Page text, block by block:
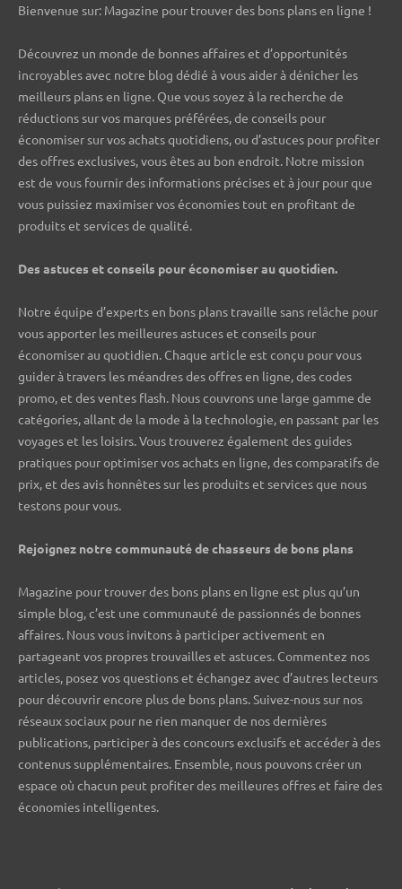
Bienvenue sur: Magazine pour trouver des bons plans en ligne !
Découvrez un monde de bonnes affaires et d’opportunités
incroyables avec notre blog dédié à vous aider à dénicher les
meilleurs plans en ligne. Que vous soyez à la recherche de
réductions sur vos marques préférées, de conseils pour
économiser sur vos achats quotidiens, ou d’astuces pour profiter
des offres exclusives, vous êtes au bon endroit. Notre mission
est de vous fournir des informations précises et à jour pour que
vous puissiez maximiser vos économies tout en profitant de
produits et services de qualité.
Des astuces et conseils pour économiser au quotidien.
Notre équipe d’experts en bons plans travaille sans relâche pour
vous apporter les meilleures astuces et conseils pour
économiser au quotidien. Chaque article est conçu pour vous
guider à travers les méandres des offres en ligne, des codes
promo, et des ventes flash. Nous couvrons une large gamme de
catégories, allant de la mode à la technologie, en passant par les
voyages et les loisirs. Vous trouverez également des guides
pratiques pour optimiser vos achats en ligne, des comparatifs de
prix, et des avis honnêtes sur les produits et services que nous
testons pour vous.
Rejoignez notre communauté de chasseurs de bons plans ️
Magazine pour trouver des bons plans en ligne est plus qu’un
simple blog, c’est une communauté de passionnés de bonnes
affaires. Nous vous invitons à participer activement en
partageant vos propres trouvailles et astuces. Commentez nos
articles, posez vos questions et échangez avec d’autres lecteurs
pour découvrir encore plus de bons plans. Suivez-nous sur nos
réseaux sociaux pour ne rien manquer de nos dernières
publications, participer à des concours exclusifs et accéder à des
contenus supplémentaires. Ensemble, nous pouvons créer un
espace où chacun peut profiter des meilleures offres et faire des
économies intelligentes.